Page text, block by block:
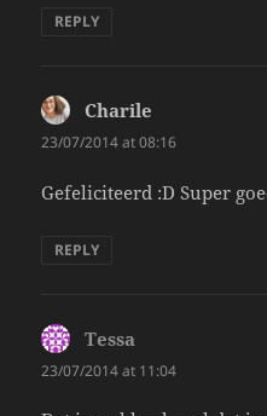
REPLY
Charile
23/07/2014 at 08:16
Gefeliciteerd :D Super
REPLY
Tessa
23/07/2014 at 11:04